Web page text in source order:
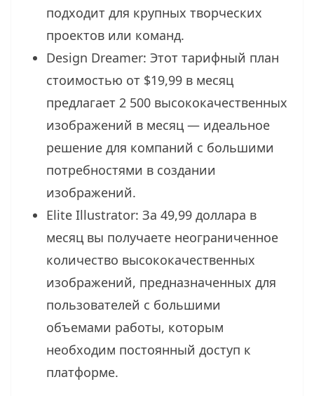
подходит для крупных творческих
проектов или команд.
Design Dreamer: Этот тарифный план
стоимостью от $19,99 в месяц
предлагает 2 500 высококачественных
изображений в месяц — идеальное
решение для компаний с большими
потребностями в создании
изображений.
Elite Illustrator: За 49,99 доллара в
месяц вы получаете неограниченное
количество высококачественных
изображений, предназначенных для
пользователей с большими
объемами работы, которым
необходим постоянный доступ к
платформе.